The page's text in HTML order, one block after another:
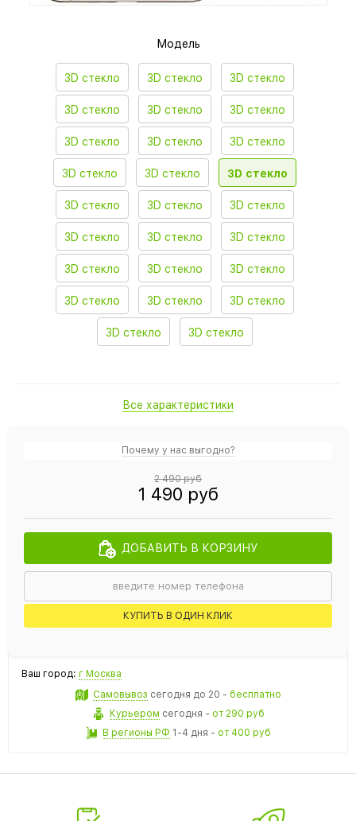
Модель
3D стекло 3D стекло 3D стекло
3D стекло 3D стекло 3D стекло
3D стекло 3D стекло 3D стекло
3D стекло 3D стекло 3D стекло
3D стекло 3D стекло 3D стекло
3D стекло 3D стекло 3D стекло
3D стекло 3D стекло 3D стекло
3D стекло 3D стекло 3D стекло
3D стекло 3D стекло
Все характеристики
Почему у нас выгодно?
2 490 руб
1 490 руб
ДОБАВИТЬ В КОРЗИНУ
КУПИТЬ В ОДИН КЛИК
Ваш город: г Москва
Самовывоз сегодня до 20 - бесплатно
Курьером сегодня - от 290 руб
В регионы РФ 1-4 дня - от 400 руб